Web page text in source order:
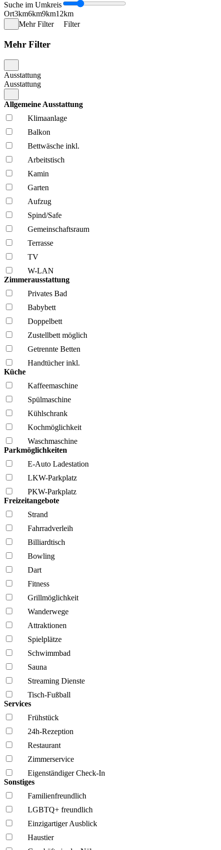
Suche im Umkreis
Ort3km6km9km12km
Mehr Filter
Filter
Mehr Filter
Ausstattung
Ausstattung
Allgemeine Ausstattung
Klima­anlage
Balkon
Bettwäsche inkl.
Arbeitstisch
Kamin
Garten
Aufzug
Spind/Safe
Gemeinschafts­raum
Terrasse
TV
W-LAN
Zimmerausstattung
Privates Bad
Babybett
Doppelbett
Zustellbett möglich
Getrennte Betten
Handtücher inkl.
Küche
Kaffee­maschine
Spül­maschine
Kühl­schrank
Kochmöglich­keit
Wasch­maschine
Parkmöglichkeiten
E-Auto Ladestation
LKW-Parkplatz
PKW-Parkplatz
Freizeitangebote
Strand
Fahrrad­verleih
Billiardtisch
Bowling
Dart
Fitness
Grillmöglich­keit
Wanderwege
Attraktionen
Spielplätze
Schwimmbad
Sauna
Streaming Dienste
Tisch-Fußball
Services
Frühstück
24h-Rezeption
Restaurant
Zimmerservice
Eigenständiger Check-In
Sonstiges
Familien­freundlich
LGBTQ+ freundlich
Einzigartiger Ausblick
Haustier